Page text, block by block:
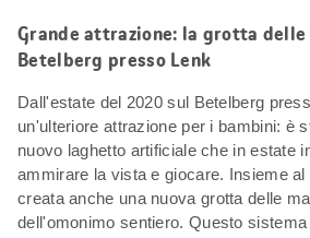
Grande attrazione: la grotta
Betelberg presso Lenk
Dall'estate del 2020 sul Betelberg
un'ulteriore attrazione per i bambini: è
nuovo laghetto artificiale che in estate
ammirare la vista e giocare. Insieme
creata anche una nuova grotta delle
dell'omonimo sentiero. Questo